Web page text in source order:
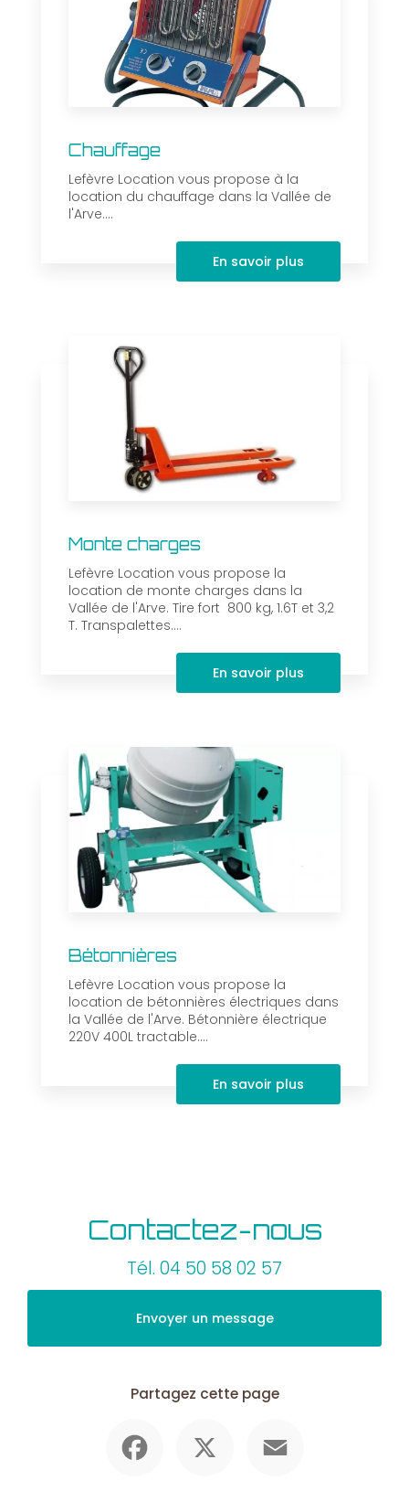
Chauffage
Lefèvre Location vous propose à la
location du chauffage dans la Vallée de
l'Arve....
En savoir plus
Monte charges
Lefèvre Location vous propose la
location de monte charges dans la
Vallée de l'Arve. Tire fort 800 kg, 1.6T et 3,2
T. Transpalettes....
En savoir plus
Bétonnières
Lefèvre Location vous propose la
location de bétonnières électriques dans
la Vallée de l'Arve. Bétonnière électrique
220V 400L tractable....
En savoir plus
Contactez-nous
Tél. 04 50 58 02 57
Envoyer un message
Partagez cette page